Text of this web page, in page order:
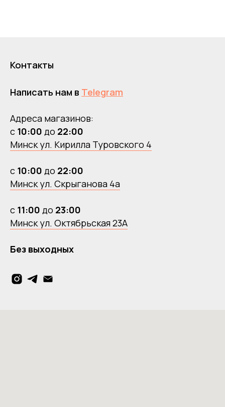
Контакты
Написать нам в Telegram
Адреса магазинов:
с 10:00 до 22:00
Минск ул. Кирилла Туровского 4
с 10:00 до 22:00
Минск ул. Скрыганова 4а
с 11:00 до 23:00
Минск ул. Октябрьская 23А
Без выходных